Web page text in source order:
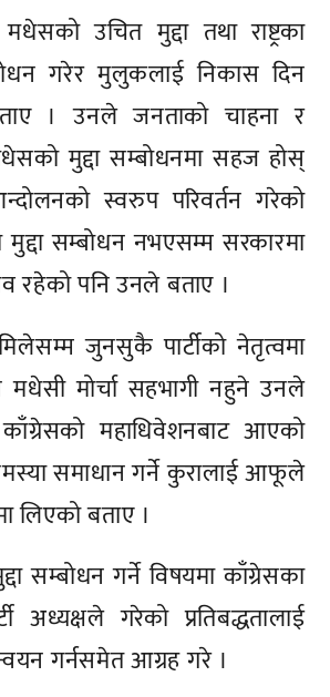
उचित मुद्दा तथा राष्ट्रका
गरेर मुलुकलाई निकास दिन
। उनले जनताको चाहना र
मुद्दा सम्बोधनमा सहज होस्
स्वरुप परिवर्तन गरेको
सम्बोधन नभएसम्म सरकारमा
रहेको पनि उनले बताए ।
जुनसुकै पार्टीको नेतृत्वमा
मोर्चा सहभागी नहुने उनले
महाधिवेशनबाट आएको
समाधान गर्ने कुरालाई आफूले
लिएको बताए ।
सम्बोधन गर्ने विषयमा काँग्रेसका
अध्यक्षले गरेको प्रतिबद्धतालाई
गर्नसमेत आग्रह गरे ।